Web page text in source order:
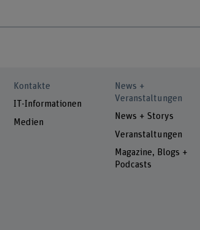
Kontakte
IT-Informationen
Medien
News +
Veranstaltungen
News + Storys
Veranstaltungen
Magazine, Blogs +
Podcasts